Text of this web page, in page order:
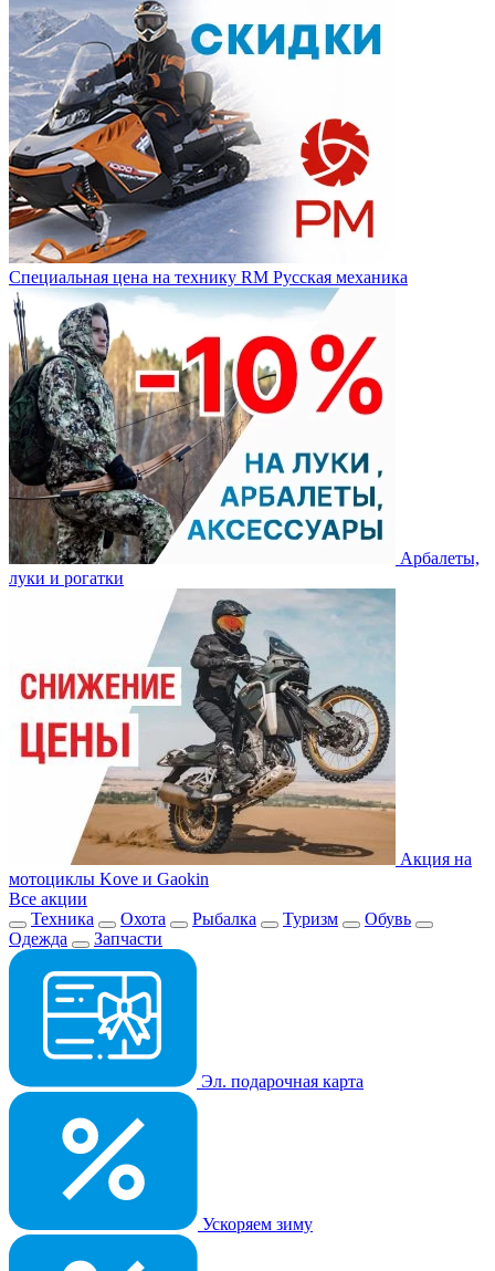
Специальная цена на технику RM Русская механика
Арбалеты,
луки и рогатки
Акция на
мотоциклы Kove и Gaokin
Все акции
Техника
Охота Рыбалка Туризм
Обувь
Одежда
Запчасти
Эл. подарочная карта
Ускоряем зиму